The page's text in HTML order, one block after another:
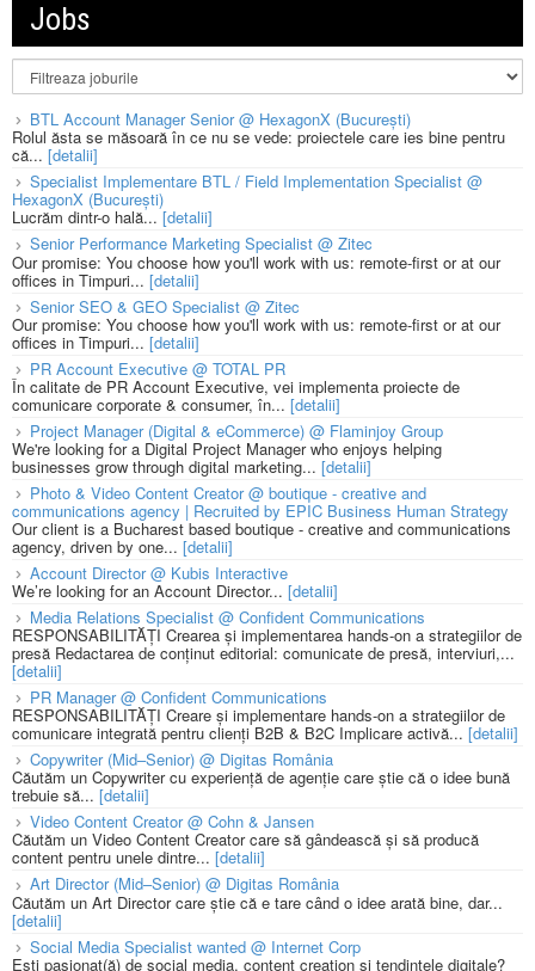
Jobs
BTL Account Manager Senior @ HexagonX (București)
Rolul ăsta se măsoară în ce nu se vede: proiectele care ies bine pentru
că... [detalii]
Specialist Implementare BTL / Field Implementation Specialist @
HexagonX (București)
Lucrăm dintr-o hală... [detalii]
Senior Performance Marketing Specialist @ Zitec
Our promise: You choose how you'll work with us: remote-first or at our
offices in Timpuri... [detalii]
Senior SEO & GEO Specialist @ Zitec
Our promise: You choose how you'll work with us: remote-first or at our
offices in Timpuri... [detalii]
PR Account Executive @ TOTAL PR
În calitate de PR Account Executive, vei implementa proiecte de
comunicare corporate & consumer, în... [detalii]
Project Manager (Digital & eCommerce) @ Flaminjoy Group
We're looking for a Digital Project Manager who enjoys helping
businesses grow through digital marketing... [detalii]
Photo & Video Content Creator @ boutique - creative and
communications agency | Recruited by EPIC Business Human Strategy
Our client is a Bucharest based boutique - creative and communications
agency, driven by one... [detalii]
Account Director @ Kubis Interactive
We’re looking for an Account Director... [detalii]
Media Relations Specialist @ Confident Communications
RESPONSABILITĂȚI Crearea și implementarea hands-on a strategiilor de
presă Redactarea de conținut editorial: comunicate de presă, interviuri,...
[detalii]
PR Manager @ Confident Communications
RESPONSABILITĂȚI Creare și implementare hands-on a strategiilor de
comunicare integrată pentru clienți B2B & B2C Implicare activă... [detalii]
Copywriter (Mid–Senior) @ Digitas România
Căutăm un Copywriter cu experiență de agenție care știe că o idee bună
trebuie să... [detalii]
Video Content Creator @ Cohn & Jansen
Căutăm un Video Content Creator care să gândească și să producă
content pentru unele dintre... [detalii]
Art Director (Mid–Senior) @ Digitas România
Căutăm un Art Director care știe că e tare când o idee arată bine, dar...
[detalii]
Social Media Specialist wanted @ Internet Corp
Ești pasionat(ă) de social media, content creation și tendințele digitale?